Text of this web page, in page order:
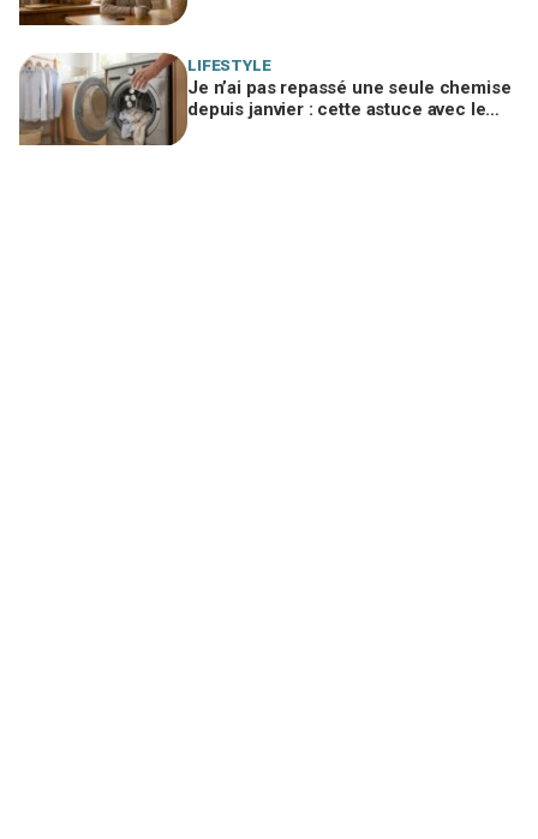
LIFESTYLE
Je n’ai pas repassé une seule chemise
depuis janvier : cette astuce avec le